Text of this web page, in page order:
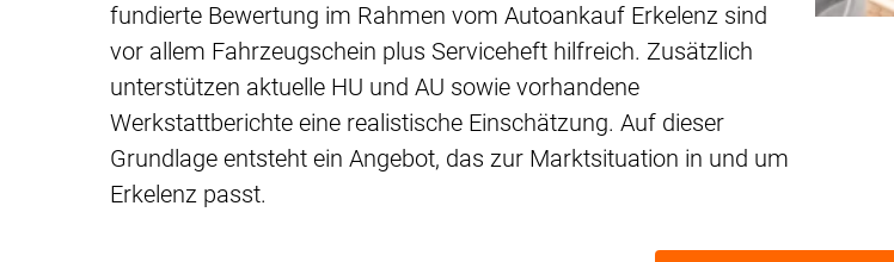
fundierte Bewertung im Rahmen vom Autoankauf Erkelenz sind
vor allem Fahrzeugschein plus Serviceheft hilfreich. Zusätzlich
unterstützen aktuelle HU und AU sowie vorhandene
Werkstattberichte eine realistische Einschätzung. Auf dieser
Grundlage entsteht ein Angebot, das zur Marktsituation in und um
Erkelenz passt.